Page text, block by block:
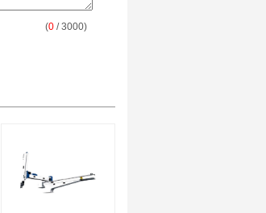
(0 / 3000)